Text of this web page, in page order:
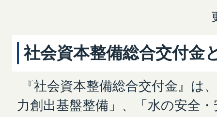
社会資本整備総合交付金
『社会資本整備総合交付金』は
力創出基盤整備」、「水の安全